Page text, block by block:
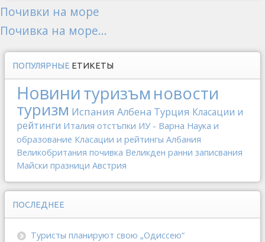
Почивки на море
Почивка на море...
ПОПУЛЯРНЫЕ ЕТИКЕТЫ
Новинитуризъм новости
туризм Испания Албена Турция Класации и
рейтинги Италия отстъпки ИУ - Варна Наука и
образование Класации и рейтингы Албания
Великобритания почивка Великден ранни записвания
Майски празници Австрия
ПОСЛЕДНЕЕ
Туристы планируют свою „Одиссею“